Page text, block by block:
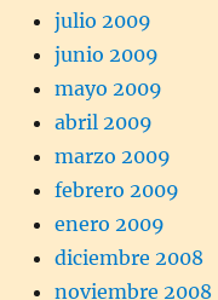
julio 2009
junio 2009
mayo 2009
abril 2009
marzo 2009
febrero 2009
enero 2009
diciembre 2008
noviembre 2008